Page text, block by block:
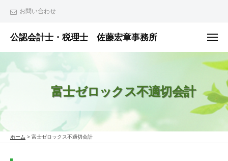
へ
ス
ッ
プ
お問い合わせ
公認会計士・税理士 佐藤宏章事務所
公
認
理
メ
ュ
ー
富士ゼロックス不適切会計
ホーム > 富士ゼロックス不適切会計